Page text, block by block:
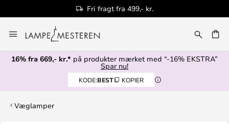
Fri fragt fra 499,- kr.
to
Content
16% fra 669,- kr.* på produkter mærket med “-16% EKSTRA”
Spar nu!
KODE:BEST KOPIER
Væglamper